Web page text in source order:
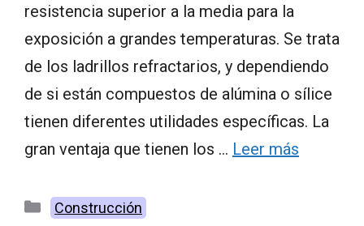
resistencia superior a la media para la
exposición a grandes temperaturas. Se trata
de los ladrillos refractarios, y dependiendo
de si están compuestos de alúmina o sílice
tienen diferentes utilidades específicas. La
gran ventaja que tienen los … Leer más
Categorías
Construcción